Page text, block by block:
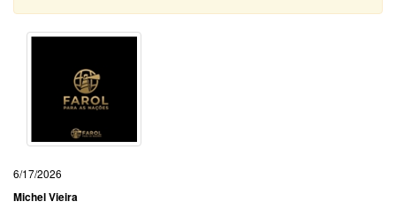
6/17/2026
Michel Vieira